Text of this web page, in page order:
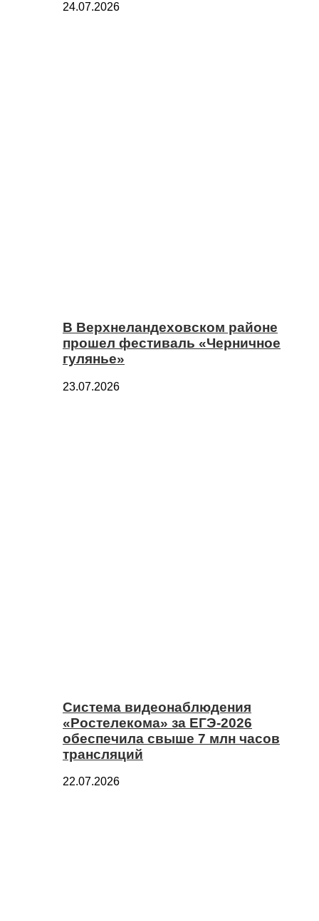
24.07.2026
В Верхнеландеховском районе
прошел фестиваль «Черничное
гулянье»
23.07.2026
Система видеонаблюдения
«Ростелекома» за ЕГЭ-2026
обеспечила свыше 7 млн часов
трансляций
22.07.2026